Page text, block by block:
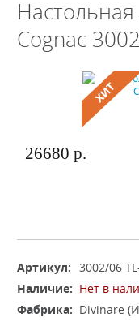
Cognac
26680 р.
Артикул: 3002/06
Наличие: Нет в
Фабрика: Divinare